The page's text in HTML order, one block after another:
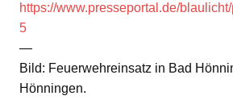
https://www.presseportal.de/
5
—
Bild: Feuerwehreinsatz in Bad
Hönningen.